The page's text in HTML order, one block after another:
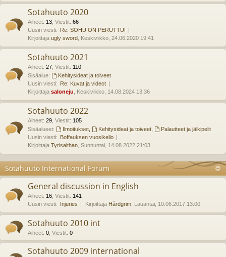
Sotahuuto 2020
Aiheet: 13 Viestit: 66
Uusin viesti: Re: SOHU ON PERUTTU!
Kirjoittaja ugly sword , Keskiviikko, 24.06.2020 19:41
Sotahuuto 2021
Aiheet: 27 Viestit: 110
Sisäalue:
Kehitysideat ja toiveet
Uusin viesti: Re: Kuvat ja videot
Kirjoittaja saloneju , Keskiviikko, 14.08.2024 13:36
Sotahuuto 2022
Aiheet: 29 Viestit: 105
Sisäalueet:
Ilmoitukset, Kehitysideat ja toiveet,
Palautteet ja jälkipelit
Uusin viesti: Boffauksen vuosikello
Kirjoittaja Tyrisalthan , Sunnuntai, 14.08.2022 21:03
Sotahuuto International Forum
General discussion in English
Aiheet: 16 Viestit: 141
Uusin viesti: Injuries Kirjoittaja Hårdgrim , Lauantai, 10.06.2017 13:00
Sotahuuto 2010 int
Aiheet: 0 Viestit: 0
Sotahuuto 2009 international